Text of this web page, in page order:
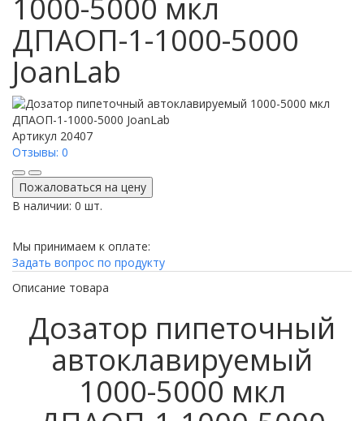
1000-5000 мкл
ДПАОП-1-1000-5000
JoanLab
Артикул 20407
Отзывы: 0
Пожаловаться на цену
В наличии: 0 шт.
Мы принимаем к оплате:
Задать вопрос по продукту
Описание товара
Дозатор пипеточный
автоклавируемый
1000-5000 мкл